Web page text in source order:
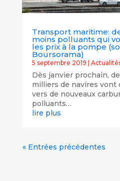
Transport maritime:
moins polluants qui
les prix à la pompe
Boursorama)
5 septembre 2019
Dès janvier prochain,
milliers de navires vont
vers de nouveaux
polluants…
lire plus
« Entrées précédentes